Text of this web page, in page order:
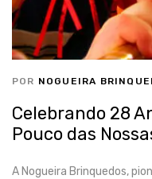
POR NOGUEIRA
Celebrando 28
Pouco das
A Nogueira Brinquedos,